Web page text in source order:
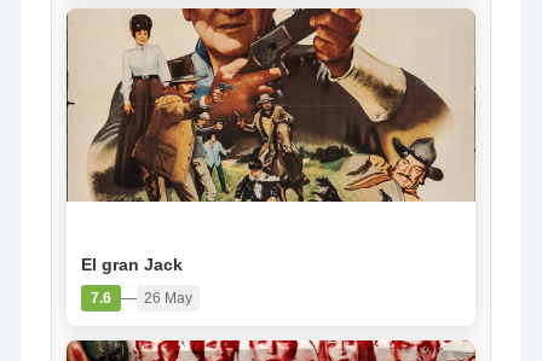
El gran Jack
7.6 — 26 May